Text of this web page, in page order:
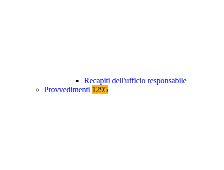
Recapiti dell'ufficio responsabile
Provvedimenti 1295